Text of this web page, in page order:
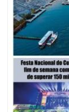
06/08/2026 | 10:02